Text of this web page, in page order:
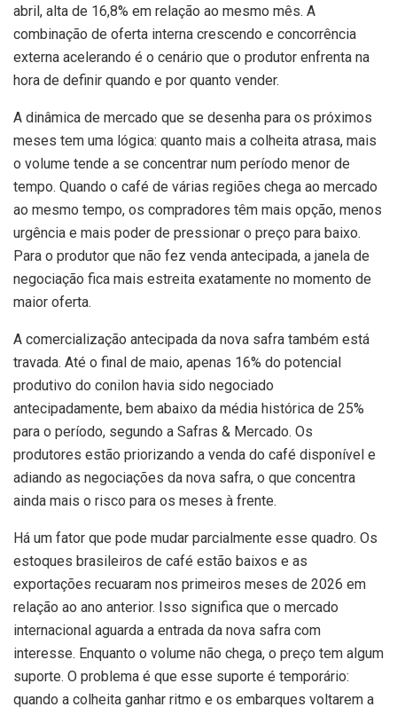
abril, alta de 16,8% em relação ao mesmo mês. A
combinação de oferta interna crescendo e concorrência
externa acelerando é o cenário que o produtor enfrenta na
hora de definir quando e por quanto vender.
A dinâmica de mercado que se desenha para os próximos
meses tem uma lógica: quanto mais a colheita atrasa, mais
o volume tende a se concentrar num período menor de
tempo. Quando o café de várias regiões chega ao mercado
ao mesmo tempo, os compradores têm mais opção, menos
urgência e mais poder de pressionar o preço para baixo.
Para o produtor que não fez venda antecipada, a janela de
negociação fica mais estreita exatamente no momento de
maior oferta.
A comercialização antecipada da nova safra também está
travada. Até o final de maio, apenas 16% do potencial
produtivo do conilon havia sido negociado
antecipadamente, bem abaixo da média histórica de 25%
para o período, segundo a Safras & Mercado. Os
produtores estão priorizando a venda do café disponível e
adiando as negociações da nova safra, o que concentra
ainda mais o risco para os meses à frente.
Há um fator que pode mudar parcialmente esse quadro. Os
estoques brasileiros de café estão baixos e as
exportações recuaram nos primeiros meses de 2026 em
relação ao ano anterior. Isso significa que o mercado
internacional aguarda a entrada da nova safra com
interesse. Enquanto o volume não chega, o preço tem algum
suporte. O problema é que esse suporte é temporário:
quando a colheita ganhar ritmo e os embarques voltarem a